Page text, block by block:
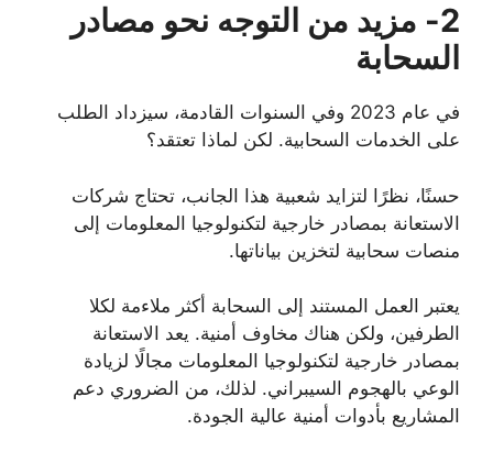
2- مزيد من التوجه نحو مصادر
السحابة
في عام 2023 وفي السنوات القادمة، سيزداد الطلب
على الخدمات السحابية. لكن لماذا تعتقد؟
حسنًا، نظرًا لتزايد شعبية هذا الجانب، تحتاج شركات
الاستعانة بمصادر خارجية لتكنولوجيا المعلومات إلى
منصات سحابية لتخزين بياناتها.
يعتبر العمل المستند إلى السحابة أكثر ملاءمة لكلا
الطرفين، ولكن هناك مخاوف أمنية. يعد الاستعانة
بمصادر خارجية لتكنولوجيا المعلومات مجالًا لزيادة
الوعي بالهجوم السيبراني. لذلك، من الضروري دعم
المشاريع بأدوات أمنية عالية الجودة.